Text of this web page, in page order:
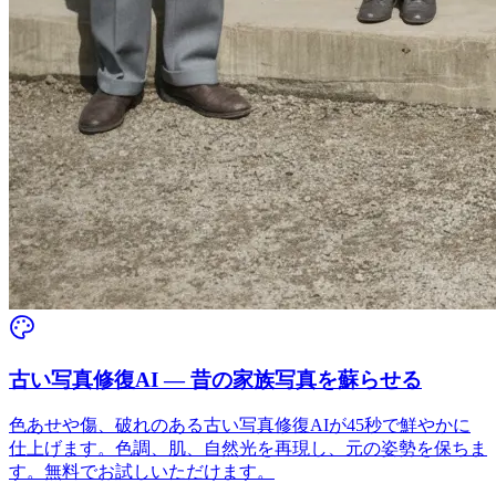
古い写真修復AI — 昔の家族写真を蘇らせる
色あせや傷、破れのある古い写真修復AIが45秒で鮮やかに
仕上げます。色調、肌、自然光を再現し、元の姿勢を保ちま
す。無料でお試しいただけます。